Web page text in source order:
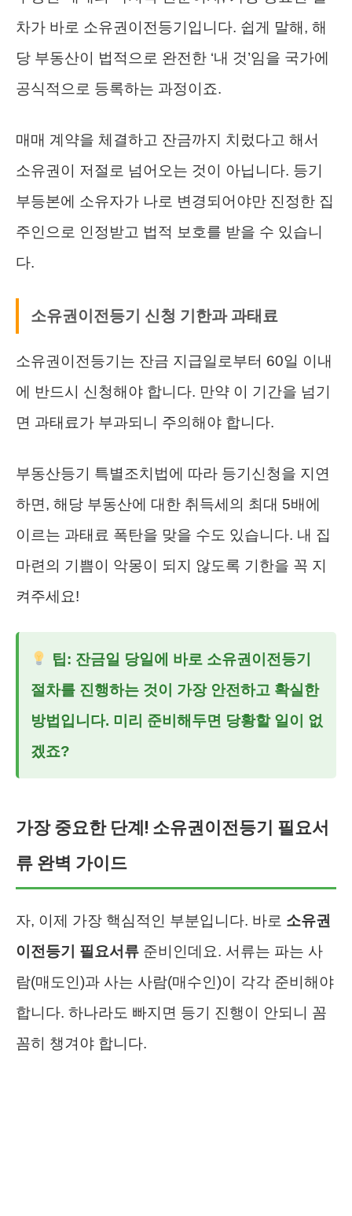
차가 바로 소유권이전등기입니다. 쉽게 말해, 해
당 부동산이 법적으로 완전한 ‘내 것’임을 국가에
공식적으로 등록하는 과정이죠.
매매 계약을 체결하고 잔금까지 치렀다고 해서
소유권이 저절로 넘어오는 것이 아닙니다. 등기
부등본에 소유자가 나로 변경되어야만 진정한 집
주인으로 인정받고 법적 보호를 받을 수 있습니
다.
소유권이전등기 신청 기한과 과태료
소유권이전등기는 잔금 지급일로부터 60일 이내
에 반드시 신청해야 합니다. 만약 이 기간을 넘기
면 과태료가 부과되니 주의해야 합니다.
부동산등기 특별조치법에 따라 등기신청을 지연
하면, 해당 부동산에 대한 취득세의 최대 5배에
이르는 과태료 폭탄을 맞을 수도 있습니다. 내 집
마련의 기쁨이 악몽이 되지 않도록 기한을 꼭 지
켜주세요!
팁: 잔금일 당일에 바로 소유권이전등기
절차를 진행하는 것이 가장 안전하고 확실한
방법입니다. 미리 준비해두면 당황할 일이 없
겠죠?
가장 중요한 단계! 소유권이전등기 필요서
류 완벽 가이드
자, 이제 가장 핵심적인 부분입니다. 바로 소유권
이전등기 필요서류 준비인데요. 서류는 파는 사
람(매도인)과 사는 사람(매수인)이 각각 준비해야
합니다. 하나라도 빠지면 등기 진행이 안되니 꼼
꼼히 챙겨야 합니다.